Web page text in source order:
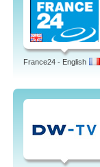
France24 - English